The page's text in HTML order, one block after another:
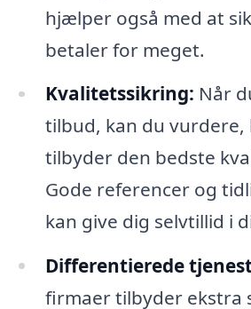
hjælper også med at
betaler for meget.
Kvalitetssikring: Når
tilbud, kan du vurdere,
tilbyder den bedste
Gode referencer og
kan give dig selvtillid i
Differentierede
firmaer tilbyder ekstra